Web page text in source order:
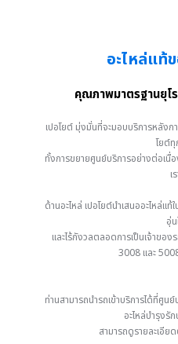
อะไหล่แท้
คุณภาพมาตรฐานยุโ
เปอโยต์ มุ่งมั่นที่จะมอบบริการหลัง
โยต์ทุ
ทั้งการขยายศูนย์บริการอย่างต่อเ
เ
ด้านอะไหล่ เปอโยต์นำเสนออะไหล่แท้
อุ่น
และไร้กังวลตลอดการเป็นเจ้าขอ
3008 และ
ท่านสามารถนำรถเข้าบริการได้ที่ศูน
อะไหล่บำรุงรั
สามารถดูรายละเอีย